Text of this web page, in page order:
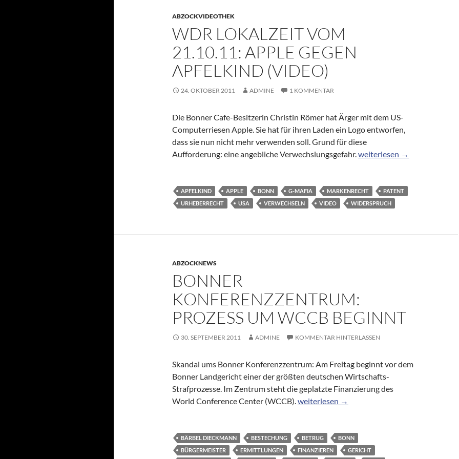
ABZOCKVIDEOTHEK
WDR LOKALZEIT VOM
21.10.11: APPLE GEGEN
APFELKIND (VIDEO)
24. OKTOBER 2011 ADMINE 1 KOMMENTAR
Die Bonner Cafe-Besitzerin Christin Römer hat Ärger mit dem US-
Computerriesen Apple. Sie hat für ihren Laden ein Logo entworfen,
dass sie nun nicht mehr verwenden soll. Grund für diese
Aufforderung: eine angebliche Verwechslungsgefahr.WDR Lokalzeit vom
weiterlesen →
APFELKIND APPLE BONN G-MAFIA MARKENRECHT
PATENT
URHEBERRECHT
USA VERWECHSELN VIDEO WIDERSPRUCH
ABZOCKNEWS
BONNER
KONFERENZZENTRUM:
PROZESS UM WCCB BEGINNT
30. SEPTEMBER 2011 ADMINE KOMMENTAR HINTERLASSEN
Skandal ums Bonner Konferenzzentrum: Am Freitag beginnt vor dem
Bonner Landgericht einer der größten deutschen Wirtschafts-
Strafprozesse. Im Zentrum steht die geplatzte Finanzierung des
World Conference Center (WCCB).Bonner Konferenzzentrum: Prozess um
weiterlesen →
BÄRBEL DIECKMANN BESTECHUNG BETRUG
BONN
BÜRGERMEISTER
ERMITTLUNGEN FINANZIEREN GERICHT